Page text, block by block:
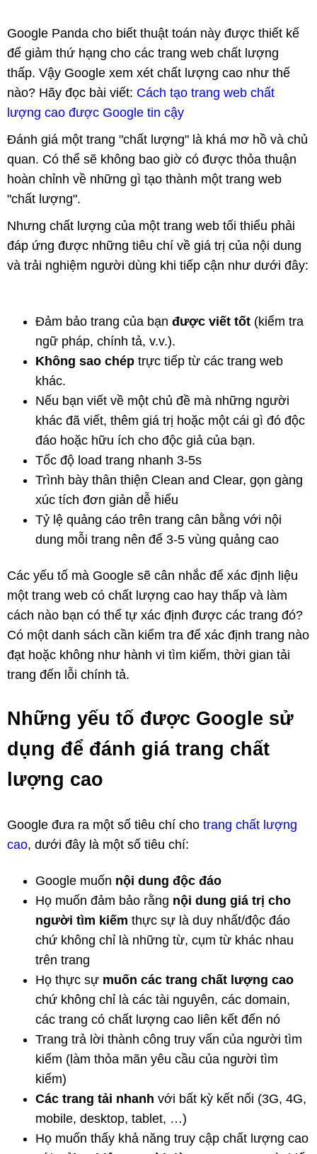
Google Panda cho biết thuật toán này được thiết kế
để giảm thứ hạng cho các trang web chất lượng
thấp. Vậy Google xem xét chất lượng cao như thế
nào? Hãy đọc bài viết: Cách tạo trang web chất
lượng cao được Google tin cậy
Đánh giá một trang "chất lượng" là khá mơ hồ và chủ
quan. Có thể sẽ không bao giờ có được thỏa thuận
hoàn chỉnh về những gì tạo thành một trang web
"chất lượng".
Nhưng chất lượng của một trang web tối thiểu phải
đáp ứng được những tiêu chí về giá trị của nội dung
và trải nghiệm người dùng khi tiếp cận như dưới đây:
Đảm bảo trang của bạn được viết tốt (kiểm tra
ngữ pháp, chính tả, v.v.).
Không sao chép trực tiếp từ các trang web
khác.
Nếu bạn viết về một chủ đề mà những người
khác đã viết, thêm giá trị hoặc một cái gì đó độc
đáo hoặc hữu ích cho độc giả của bạn.
Tốc độ load trang nhanh 3-5s
Trình bày thân thiện Clean and Clear, gọn gàng
xúc tích đơn giản dễ hiểu
Tỷ lệ quảng cáo trên trang cân bằng với nội
dung mỗi trang nên để 3-5 vùng quảng cao
Các yếu tố mà Google sẽ cân nhắc để xác định liệu
một trang web có chất lượng cao hay thấp và làm
cách nào bạn có thể tự xác định được các trang đó?
Có một danh sách cần kiểm tra để xác định trang nào
đạt hoặc không như hành vi tìm kiếm, thời gian tải
trang đến lỗi chính tả.
Những yếu tố được Google sử
dụng để đánh giá trang chất
lượng cao
Google đưa ra một số tiêu chí cho trang chất lượng
cao, dưới đây là một số tiêu chí:
Google muốn nội dung độc đáo
Họ muốn đảm bảo rằng nội dung giá trị cho
người tìm kiếm thực sự là duy nhất/độc đáo
chứ không chỉ là những từ, cụm từ khác nhau
trên trang
Họ thực sự muốn các trang chất lượng cao
chứ không chỉ là các tài nguyên, các domain,
các trang có chất lượng cao liên kết đến nó
Trang trả lời thành công truy vấn của người tìm
kiếm (làm thỏa mãn yêu cầu của người tìm
kiếm)
Các trang tải nhanh với bất kỳ kết nối (3G, 4G,
mobile, desktop, tablet, …)
Họ muốn thấy khả năng truy cập chất lượng cao